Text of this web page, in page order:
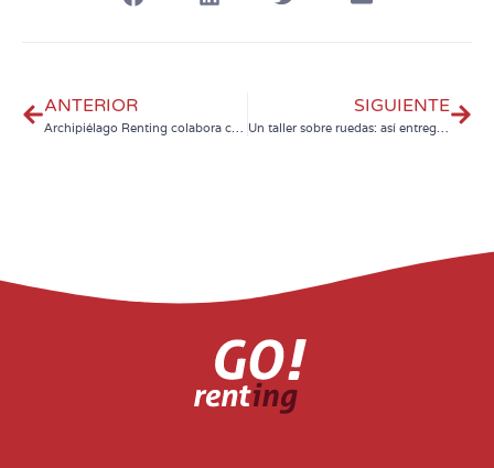
ANTERIOR
Archipiélago Renting colabora con la Fundación Hipona Proyecto Zaida
SIGUIENTE
Un taller sobre ruedas: así entregamos la nueva Ford Custom Van a Aldoga S.L.